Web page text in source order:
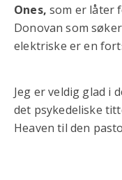
Ones, som er låter
Donovan som
elektriske er en
Jeg er veldig glad i
det psykedeliske
Heaven til den